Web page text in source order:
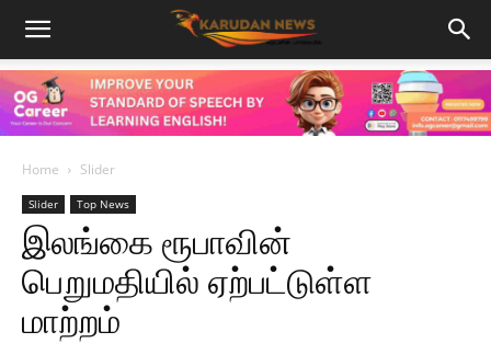
Home Slider
Slider Top News
இலங்கை ரூபாவின்
பெறுமதியில் ஏற்பட்டுள்ள
மாற்றம்